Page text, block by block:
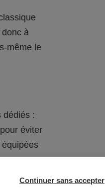
à
même le
dédiés :
éviter
Continuer sans accepter